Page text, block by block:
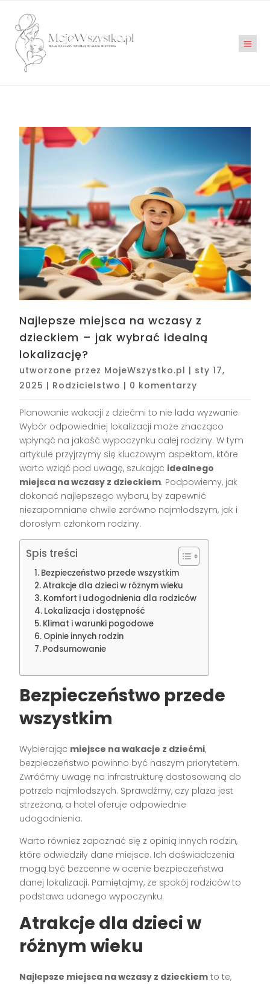
Najlepsze miejsca na wczasy z
dzieckiem – jak wybrać idealną
lokalizację?
utworzone przez MojeWszystko.pl | sty 17,
2025 | Rodzicielstwo | 0 komentarzy
Planowanie wakacji z dziećmi to nie lada wyzwanie.
Wybór odpowiedniej lokalizacji może znacząco
wpłynąć na jakość wypoczynku całej rodziny. W tym
artykule przyjrzymy się kluczowym aspektom, które
warto wziąć pod uwagę, szukając idealnego
miejsca na wczasy z dzieckiem. Podpowiemy, jak
dokonać najlepszego wyboru, by zapewnić
niezapomniane chwile zarówno najmłodszym, jak i
dorosłym członkom rodziny.
Spis treści
Bezpieczeństwo przede wszystkim
Atrakcje dla dzieci w różnym wieku
Komfort i udogodnienia dla rodziców
Lokalizacja i dostępność
Klimat i warunki pogodowe
Opinie innych rodzin
Podsumowanie
Bezpieczeństwo przede
wszystkim
Wybierając miejsce na wakacje z dziećmi,
bezpieczeństwo powinno być naszym priorytetem.
Zwróćmy uwagę na infrastrukturę dostosowaną do
potrzeb najmłodszych. Sprawdźmy, czy plaża jest
strzeżona, a hotel oferuje odpowiednie
udogodnienia.
Warto również zapoznać się z opinią innych rodzin,
które odwiedziły dane miejsce. Ich doświadczenia
mogą być bezcenne w ocenie bezpieczeństwa
danej lokalizacji. Pamiętajmy, że spokój rodziców to
podstawa udanego wypoczynku.
Atrakcje dla dzieci w
różnym wieku
Najlepsze miejsca na wczasy z dzieckiem to te,